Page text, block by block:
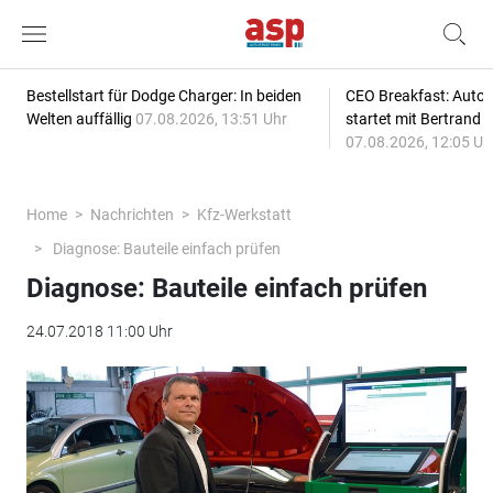
Bestellstart für Dodge Charger: In beiden
Welten auffällig 07.08.2026, 13:51 Uhr
CEO Breakfast:
startet mit Bertrand
07.08.2026, 12:05
Home Nachrichten
Kfz-Werkstatt
Diagnose: Bauteile einfach prüfen
Diagnose: Bauteile einfach prüfen
24.07.2018 11:00 Uhr